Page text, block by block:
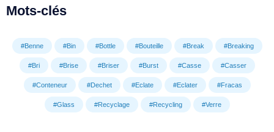
Mots-clés
#Benne #Bin #Bottle #Bouteille #Break #Breaking
#Bri #Brise #Briser #Burst #Casse #Casser
#Conteneur #Dechet #Eclate #Eclater #Fracas
#Glass #Recyclage #Recycling #Verre